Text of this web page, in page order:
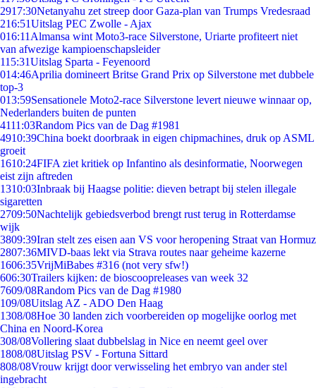
2917:30Netanyahu zet streep door Gaza-plan van Trumps Vredesraad
216:51Uitslag PEC Zwolle - Ajax
016:11 Almansa wint Moto3-race Silverstone, Uriarte profiteert niet
van afwezige kampioenschapsleider
115:31Uitslag Sparta - Feyenoord
014:46Aprilia domineert Britse Grand Prix op Silverstone met dubbele
top-3
013:59Sensationele Moto2-race Silverstone levert nieuwe winnaar op,
Nederlanders buiten de punten
4111:03Random Pics van de Dag #1981
4910:39China boekt doorbraak in eigen chipmachines, druk op ASML
groeit
1610:24FIFA ziet kritiek op Infantino als desinformatie, Noorwegen
eist zijn aftreden
1310:03Inbraak bij Haagse politie: dieven betrapt bij stelen illegale
sigaretten
2709:50Nachtelijk gebiedsverbod brengt rust terug in Rotterdamse
wijk
3809:39Iran stelt zes eisen aan VS voor heropening Straat van Hormuz
2807:36MIVD-baas lekt via Strava routes naar geheime kazerne
1606:35VrijMiBabes #316 (not very sfw!)
606:30Trailers kijken: de bioscoopreleases van week 32
7609/08Random Pics van de Dag #1980
109/08Uitslag AZ - ADO Den Haag
1308/08Hoe 30 landen zich voorbereiden op mogelijke oorlog met
China en Noord-Korea
308/08Vollering slaat dubbelslag in Nice en neemt geel over
1808/08Uitslag PSV - Fortuna Sittard
808/08Vrouw krijgt door verwisseling het embryo van ander stel
ingebracht